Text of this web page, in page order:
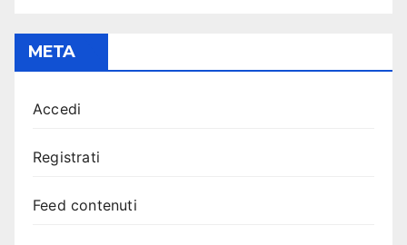
META
Accedi
Registrati
Feed contenuti